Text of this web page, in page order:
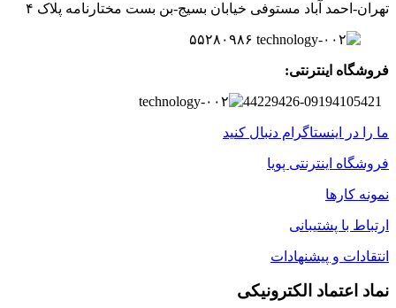
تهران- احمد آباد مستوفی خیابان بسیج-بن بست مختارنامه پلاک ۴
فروشگاه اینترنتی:
44229426-09194105421
ما را در اینستاگرام دنبال کنید
فروشگاه اینترنتی پویا
نمونه کارها
ارتباط با پشتیبانی
انتقادات و پیشنهادات
نماد اعتماد الکترونیکی